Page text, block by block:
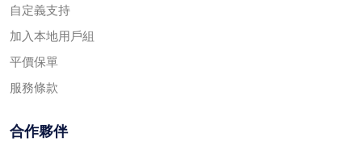
自定義支持
加入本地用戶組
平價保單
服務條款
合作夥伴